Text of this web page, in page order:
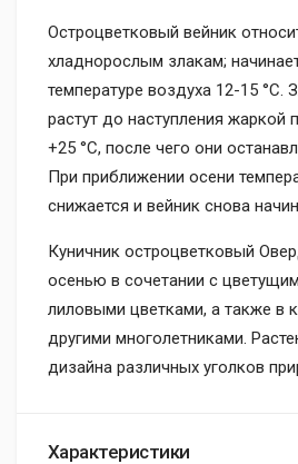
Остроцветковый вейник
хладнорослым злакам;
температуре воздуха 12-15 °C.
растут до наступления жаркой
+25 °C, после чего они
При приближении осени
снижается и вейник снова
Куничник остроцветковый
осенью в сочетании с
лиловыми цветками, а также в
другими многолетниками.
дизайна различных уголков
Характеристики